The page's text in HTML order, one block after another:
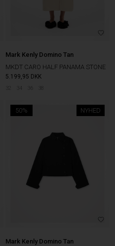
Mark Kenly Domino Tan
MKDT CARO HALF PANAMA STONE
5.199,95 DKK
32 34 36 38
NYHED
50%
Mark Kenly Domino Tan